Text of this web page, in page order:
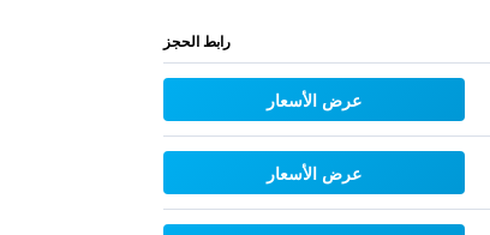
رابط الحجز
عرض الأسعار
عرض الأسعار